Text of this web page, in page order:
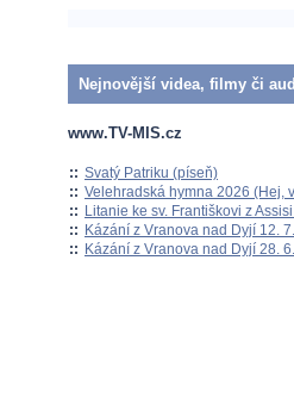
Nejnovější videa, filmy či
www.TV-MIS.cz
:: Svatý Patriku (píseň)
:: Velehradská hymna 2026 (Hej,
:: Litanie ke sv. Františkovi z
:: Kázání z Vranova nad Dyjí 12.
:: Kázání z Vranova nad Dyjí 28.